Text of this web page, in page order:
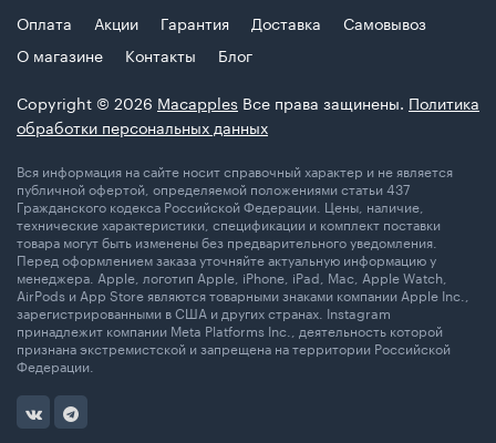
Оплата Акции Гарантия Доставка
Самовывоз
О магазине
Контакты
Блог
Copyright © 2026 Macapples Все права защинены. Политика
обработки персональных данных
Вся информация на сайте носит справочный характер и не является
публичной офертой, определяемой положениями статьи 437
Гражданского кодекса Российской Федерации. Цены, наличие,
технические характеристики, спецификации и комплект поставки
товара могут быть изменены без предварительного уведомления.
Перед оформлением заказа уточняйте актуальную информацию у
менеджера. Apple, логотип Apple, iPhone, iPad, Mac, Apple Watch,
AirPods и App Store являются товарными знаками компании Apple Inc.,
зарегистрированными в США и других странах. Instagram
принадлежит компании Meta Platforms Inc., деятельность которой
признана экстремистской и запрещена на территории Российской
Федерации.